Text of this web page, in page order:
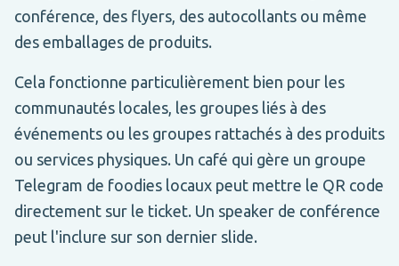
conférence, des flyers, des autocollants ou même
des emballages de produits.
Cela fonctionne particulièrement bien pour les
communautés locales, les groupes liés à des
événements ou les groupes rattachés à des produits
ou services physiques. Un café qui gère un groupe
Telegram de foodies locaux peut mettre le QR code
directement sur le ticket. Un speaker de conférence
peut l'inclure sur son dernier slide.